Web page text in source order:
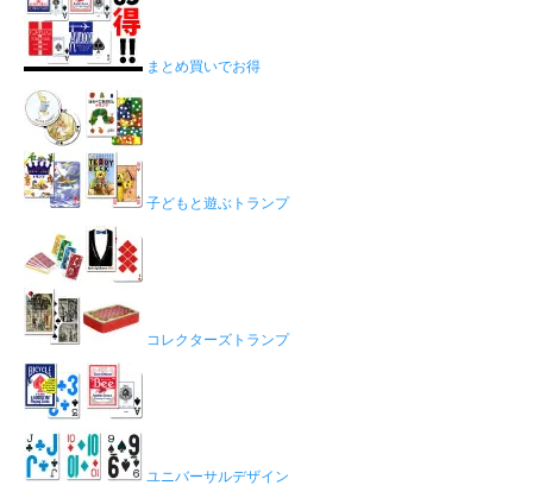
まとめ買いでお得
子どもと遊ぶトランプ
コレクターズトランプ
ユニバーサルデザイン